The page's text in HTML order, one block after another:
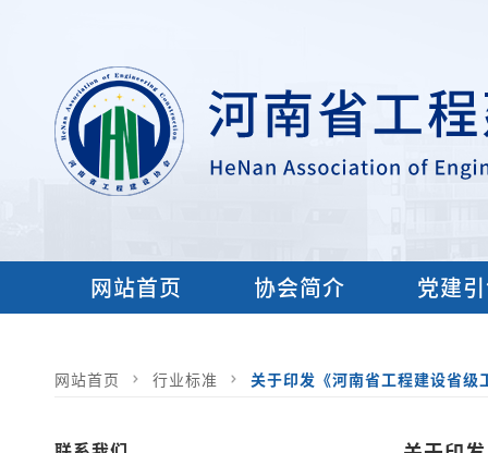
网站首页 协会简介 党建
网站首页 行业标准 关于印发《河南省工程建设省